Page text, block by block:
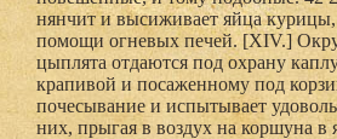
нянчит и высиживает яйца
помощи огневых печей. [XIV.]
цыплята отдаются под охрану
крапивой и посаженному под
почесывание и испытывает
них, прыгая в воздух на коршуна